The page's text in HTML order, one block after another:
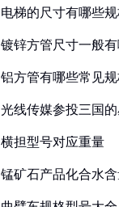
电梯的尺寸有哪些规
镀锌方管尺寸一般
铝方管有哪些常见规
光线传媒参投三国
横担型号对应重量
锰矿石产品化合水